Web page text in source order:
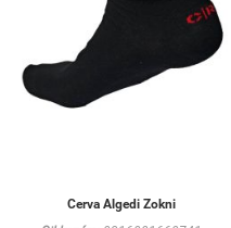
Cerva Algedi Zokni